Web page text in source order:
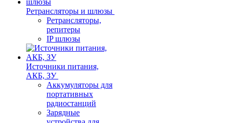
Ретрансляторы и шлюзы
Ретрансляторы,
репитеры
IP шлюзы
Источники питания,
АКБ, ЗУ
Аккумуляторы для
портативных
радиостанций
Зарядные